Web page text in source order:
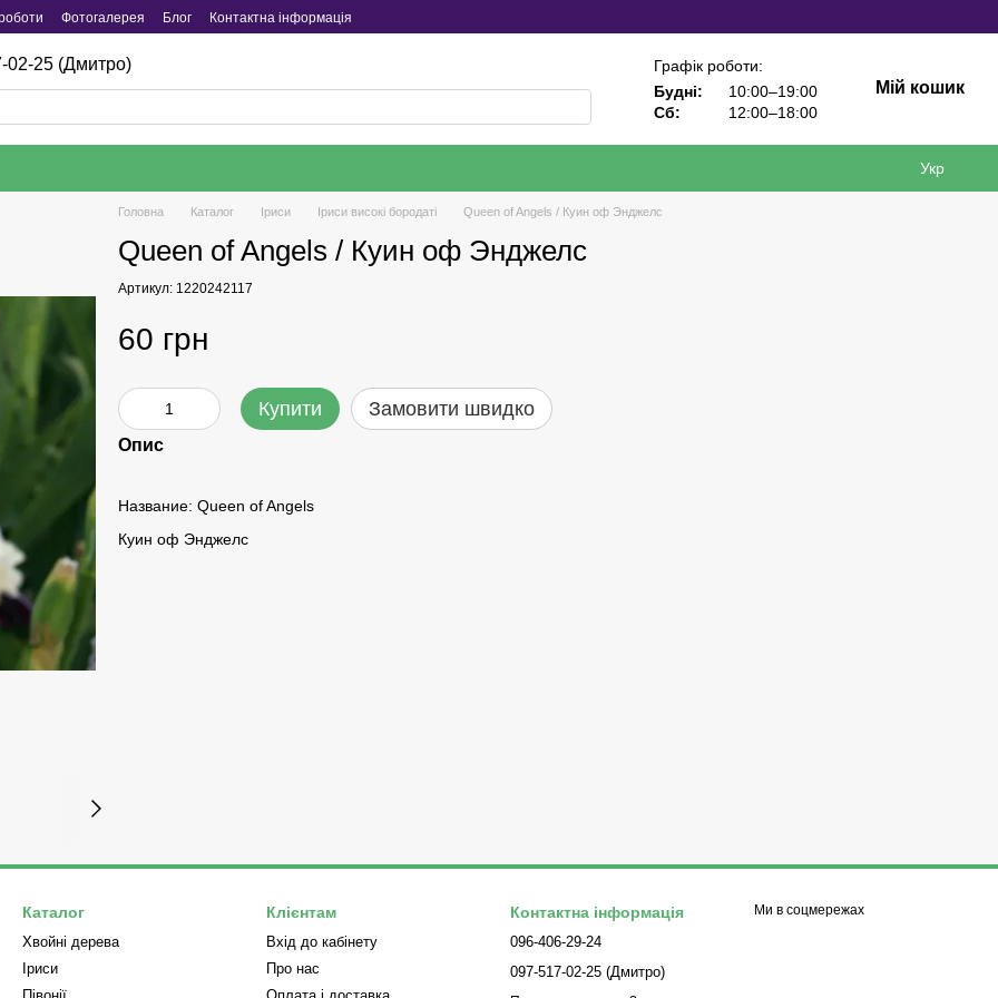
Фотогалерея Блог Контактна інформація
02-25 (Дмитро)
Графік роботи:
Будні:
10:00–19:00
Сб:
12:00–18:00
Мій кошик
Укр
Головна Каталог Iриси Іриси високі бородаті Queen of Angels / Куин оф Энджелс
Queen of Angels / Куин оф Энджелс
Артикул: 1220242117
60 грн
Купити Замовити швидко
Опис
Название: Queen of Angels
Куин оф Энджелс
Каталог
Хвойні дерева
Iриси
Клієнтам
Вхід до кабінету
Про нас
Контактна інформація
096-406-29-24
097-517-02-25 (Дмитро)
Ми в соцмережах